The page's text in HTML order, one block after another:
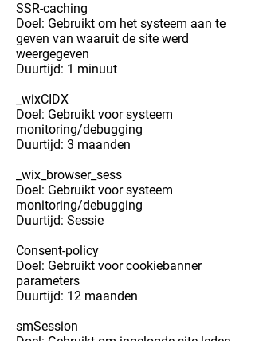
SSR-caching
Doel: Gebruikt om het systeem aan te
geven van waaruit de site werd
weergegeven
Duurtijd: 1 minuut
_wixCIDX
Doel: Gebruikt voor systeem
monitoring/debugging
Duurtijd: 3 maanden
_wix_browser_sess
Doel: Gebruikt voor systeem
monitoring/debugging
Duurtijd: Sessie
Consent-policy
Doel: Gebruikt voor cookiebanner
parameters
Duurtijd: 12 maanden
smSession